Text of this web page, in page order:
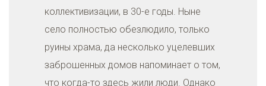
коллективизации, в 30-е годы. Ныне
село полностью обезлюдило, только
руины храма, да несколько уцелевших
заброшенных домов напоминает о том,
что когда-то здесь жили люди. Однако